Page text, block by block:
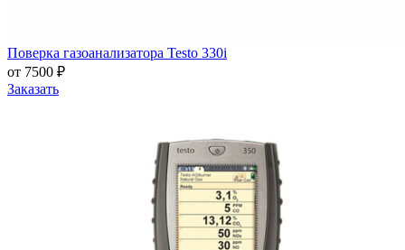
Поверка газоанализатора Testo 330i
от 7500 ₽
Заказать